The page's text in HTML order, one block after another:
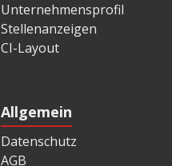
Unternehmensprofil
Stellenanzeigen
CI-Layout
Allgemein
Datenschutz
AGB